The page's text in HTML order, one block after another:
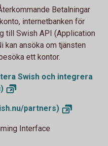
Betalningar
internetbanken för
till Swish API (Application
kan ansöka om tjänsten
ett kontor.
Swish och integrera
partners)
Interface